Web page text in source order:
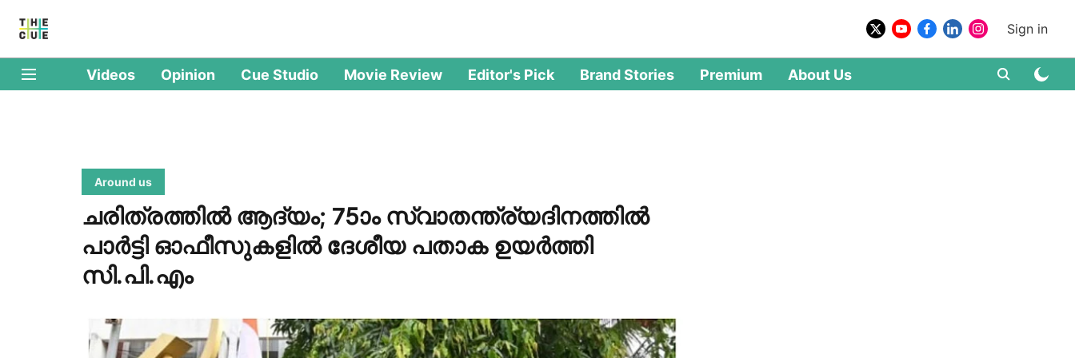
Sign in
Videos Opinion Cue Studio Movie Review Editor's Pick Brand Stories Premium About Us
Around us
ചരിത്രത്തില്‍ ആദ്യം; 75ാം സ്വാതന്ത്ര്യദിനത്തില്‍
പാര്‍ട്ടി ഓഫീസുകളില്‍ ദേശീയ പതാക ഉയര്‍ത്തി
സി.പി.എം